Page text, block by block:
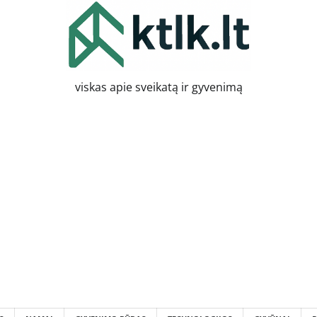
viskas apie sveikatą ir gyvenimą